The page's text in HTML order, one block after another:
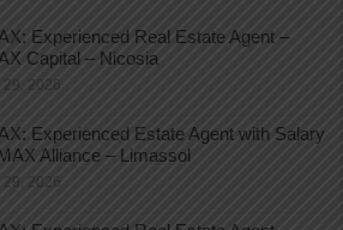
Experienced Real Estate Agent –
Capital – Nicosia
29, 2026
Experienced Estate Agent with Salary
Alliance – Limassol
29, 2026